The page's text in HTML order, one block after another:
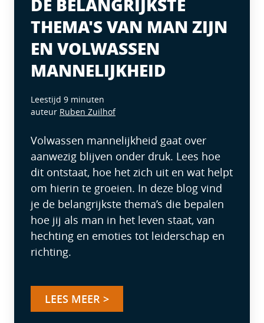
THEMA'S VAN MAN ZIJN
EN VOLWASSEN
MANNELIJKHEID
Leestijd 9 minuten
auteur Ruben Zuilhof
Volwassen mannelijkheid gaat over
aanwezig blijven onder druk. Lees hoe
dit ontstaat, hoe het zich uit en wat helpt
om hierin te groeien. In deze blog vind
je de belangrijkste thema’s die bepalen
hoe jij als man in het leven staat, van
hechting en emoties tot leiderschap en
richting.
LEES MEER >